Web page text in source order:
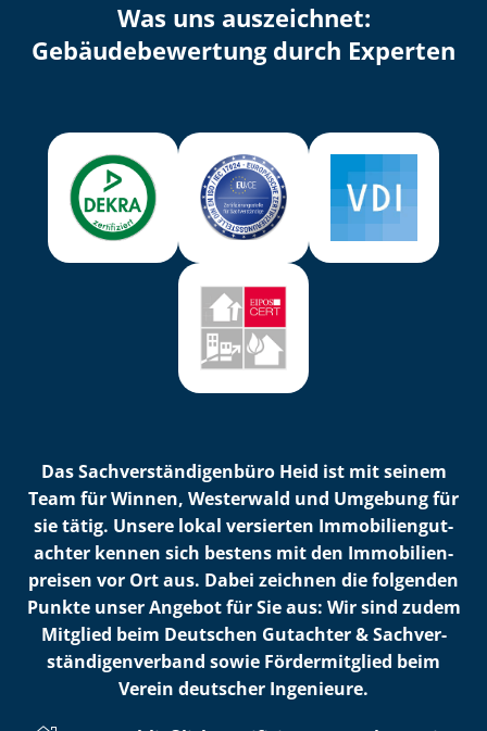
Was uns auszeichnet:
Ge­bäu­de­be­wer­tung durch Experten
Das Sach­ver­stän­di­gen­bü­ro Heid ist mit seinem
Team für Winnen, Westerwald und Umgebung für
sie tätig. Unsere lokal versierten Im­mo­bi­li­en­gut­
ach­ter kennen sich bestens mit den Im­mo­bi­li­en­
prei­sen vor Ort aus. Dabei zeichnen die folgenden
Punkte unser Angebot für Sie aus: Wir sind zudem
Mitglied beim Deutschen Gutachter & Sach­ver­
stän­di­gen­ver­band sowie Fördermitglied beim
Verein deutscher Ingenieure.